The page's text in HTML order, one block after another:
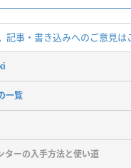
記事・書き込みへのご意見は
一覧
ターの入手方法と使い道